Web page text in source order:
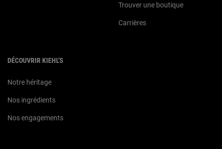
Trouver une boutique
Carrières
DÉCOUVRIR KIEHL'S
Notre héritage
Nos ingrédients
Nos engagements